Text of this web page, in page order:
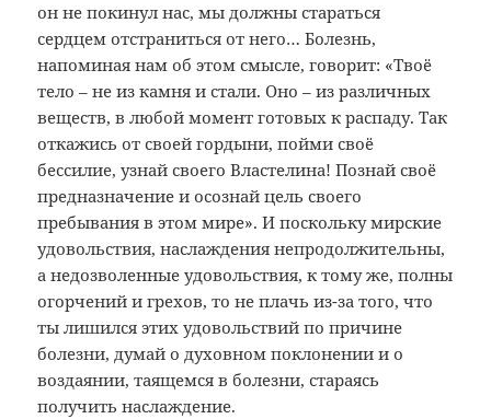
он не покинул нас, мы должны стараться
сердцем отстраниться от него… Болезнь,
напоминая нам об этом смысле, говорит: «Твоё
тело – не из камня и стали. Оно – из различных
веществ, в любой момент готовых к распаду. Так
откажись от своей гордыни, пойми своё
бессилие, узнай своего Властелина! Познай своё
предназначение и осознай цель своего
пребывания в этом мире». И поскольку мирские
удовольствия, наслаждения непродолжительны,
а недозволенные удовольствия, к тому же, полны
огорчений и грехов, то не плачь из-за того, что
ты лишился этих удовольствий по причине
болезни, думай о духовном поклонении и о
воздаянии, таящемся в болезни, стараясь
получить наслаждение.